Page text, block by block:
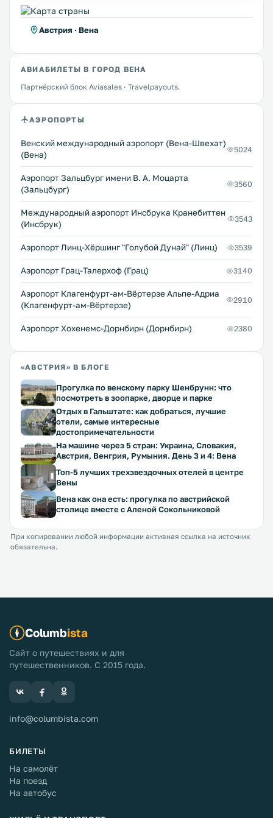
Австрия · Вена
АВИАБИЛЕТЫ В ГОРОД ВЕНА
Партнёрский блок Aviasales · Travelpayouts.
АЭРОПОРТЫ
Венский международный аэропорт (Вена-Швехат)
(Вена)
5024
Аэропорт Зальцбург имени В. А. Моцарта
(Зальцбург)
3560
Международный аэропорт Инсбрука Кранебиттен
(Инсбрук)
3543
Аэропорт Линц-Хёршинг "Голубой Дунай" (Линц) 3539
Аэропорт Грац-Талерхоф (Грац) 3140
Аэропорт Клагенфурт-ам-Вёртерзе Альпе-Адриа
(Клагенфурт-ам-Вёртерзе)
2910
Аэропорт Хохенемс-Дорнбирн (Дорнбирн) 2380
«АВСТРИЯ» В БЛОГЕ
Прогулка по венскому парку Шенбрунн: что
посмотреть в зоопарке, дворце и парке
Отдых в Гальштате: как добраться, лучшие
отели, самые интересные
достопримечательности
На машине через 5 стран: Украина, Словакия,
Австрия, Венгрия, Румыния. День 3 и 4: Вена
Топ-5 лучших трехзвездочных отелей в центре
Вены
Вена как она есть: прогулка по австрийской
столице вместе с Аленой Сокольниковой
При копировании любой информации активная ссылка на источник
обязательна.
Columbista
Сайт о путешествиях и для
путешественников. С 2015 года.
info@columbista.com
БИЛЕТЫ
На самолёт
На поезд
На автобус